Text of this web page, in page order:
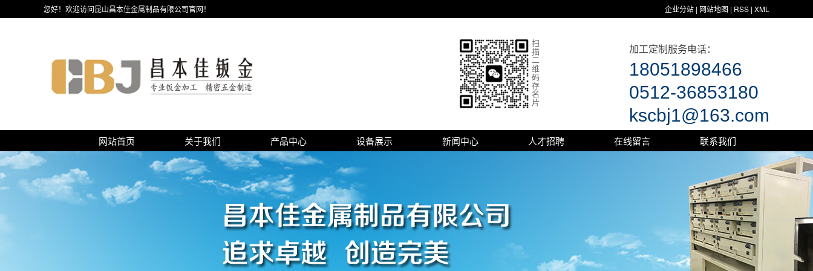
您好！欢迎访问昆山昌本佳金属制品有限公司官网！ 企业分站 | 网站地图 | RSS | XML
扫
描
二
维
码
存
名
片
加工定制服务电话：
18051898466
0512-36853180
kscbj1@163.com
网站首页 关于我们 产品中心 设备展示 新闻中心 人才招聘 在线留言 联系我们